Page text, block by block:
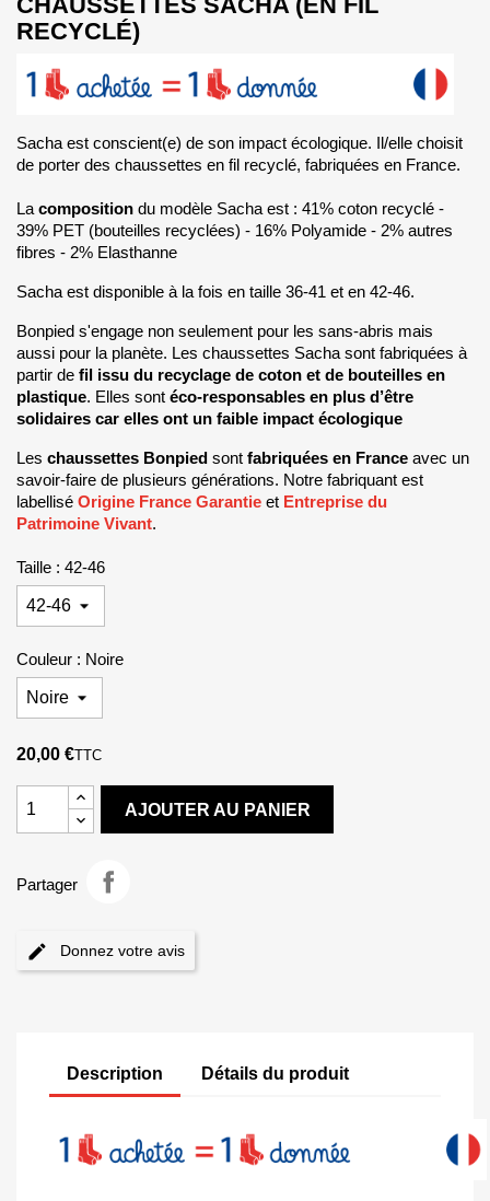
RECYCLÉ)
Sacha est conscient(e) de son impact écologique. Il/elle choisit
de porter des chaussettes en fil recyclé, fabriquées en France.
La composition du modèle Sacha est : 41% coton recyclé -
39% PET (bouteilles recyclées) - 16% Polyamide - 2% autres
fibres - 2% Elasthanne
Sacha est disponible à la fois en taille 36-41 et en 42-46.
Bonpied s'engage non seulement pour les sans-abris mais
aussi pour la planète. Les chaussettes Sacha sont fabriquées à
partir de fil issu du recyclage de coton et de bouteilles en
plastique. Elles sont éco-responsables en plus d’être
solidaires car elles ont un faible impact écologique
Les chaussettes Bonpied sont fabriquées en France avec un
savoir-faire de plusieurs générations. Notre fabriquant est
labellisé Origine France Garantie et Entreprise du
Patrimoine Vivant.
Taille : 42-46
Couleur : Noire
20,00 €TTC
AJOUTER AU PANIER
Partager
Donnez votre avis
Description Détails du produit